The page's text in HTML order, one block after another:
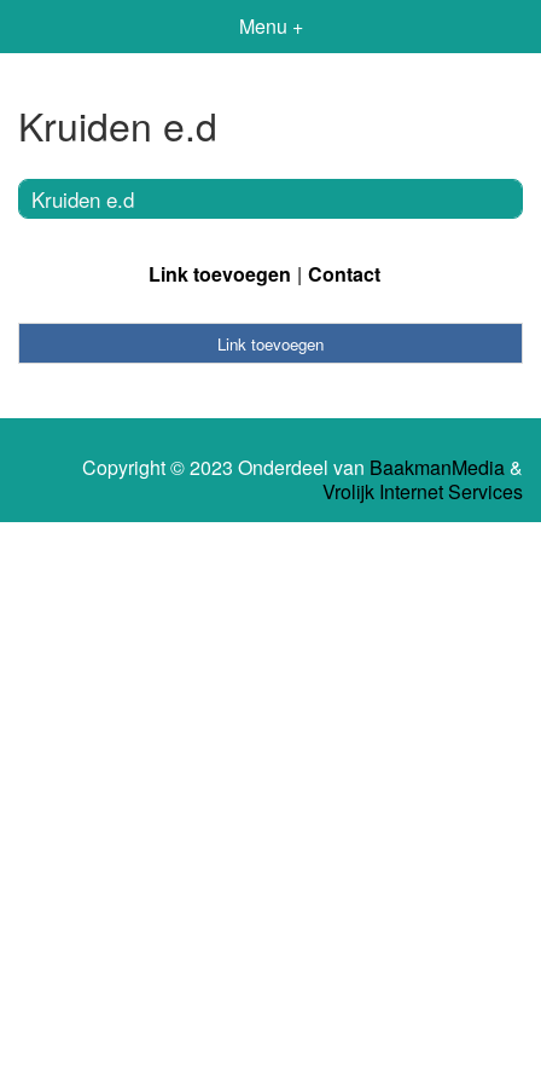
Menu +
Kruiden e.d
Kruiden e.d
Link toevoegen Contact
Link toevoegen
Copyright © 2023 Onderdeel van BaakmanMedia&
Vrolijk Internet Services